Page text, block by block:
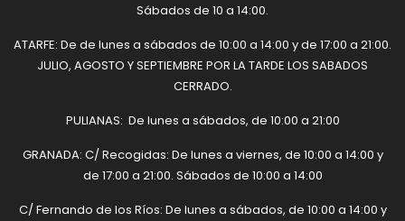
Sábados de 10 a 14:00.
ATARFE: De de lunes a sábados de 10:00 a 14:00 y de 17:00 a 21:00.
JULIO, AGOSTO Y SEPTIEMBRE POR LA TARDE LOS SABADOS
CERRADO.
PULIANAS: De lunes a sábados, de 10:00 a 21:00
GRANADA: C/ Recogidas: De lunes a viernes, de 10:00 a 14:00 y
de 17:00 a 21:00. Sábados de 10:00 a 14:00
C/ Fernando de los Ríos: De lunes a sábados, de 10:00 a 14:00 y